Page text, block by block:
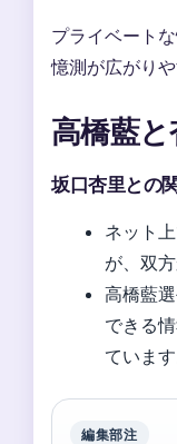
プライベート
憶測が広がり
高橋藍
坂口杏里との
ネット
が、双
高橋藍
できる
ています
編集部注